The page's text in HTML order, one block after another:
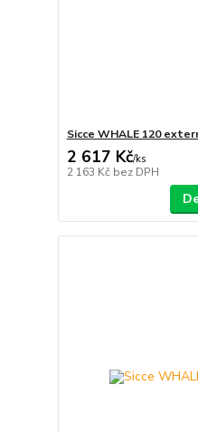
Sicce WHALE 120
2 617 Kč/ks
2 163 Kč bez DPH